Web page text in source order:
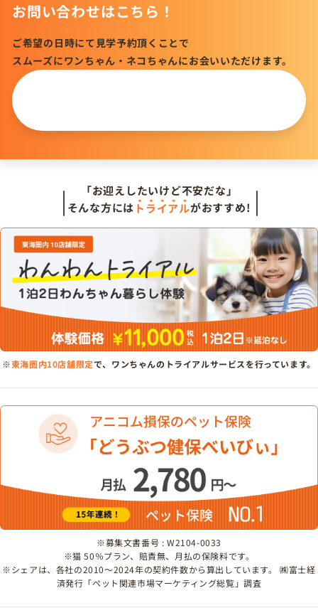
お問い合わせはこちら！
ご希望の日時にて見学予約頂くことで
スムーズにワンちゃん・ネコちゃんにお会いいただけます。
「お迎えしたいけど不安だな」
そんな方には トライアルがおすすめ!
※東海圏内10店舗限定で、ワンちゃんのトライアルサービスを行っています。
※募集文書番号 : W2104-0033
※猫 50％プラン、賠責無、月払の保険料です。
※シェアは、各社の2010～2024年の契約件数から算出しています。 ㈱富士経
済発行「ペット関連市場マーケティング総覧」調査